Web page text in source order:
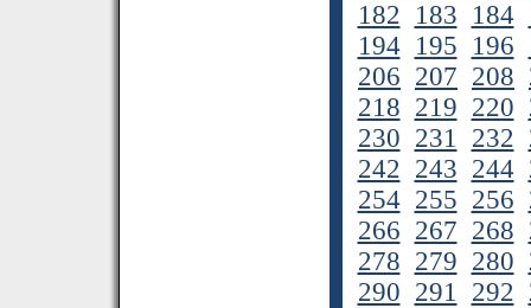
182 183 184
194 195 196
206 207 208
218 219 220
230 231 232
242 243 244
254 255 256
266 267 268
278 279 280
290 291 292